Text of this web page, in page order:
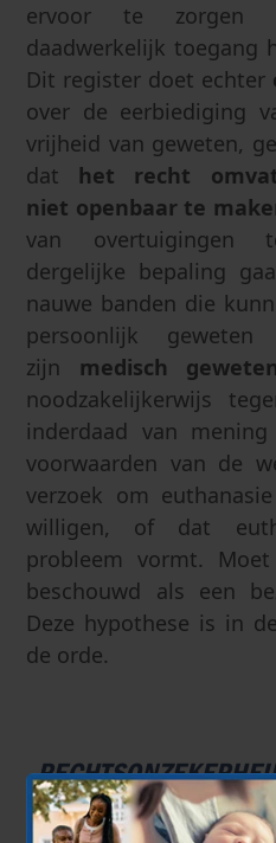
ervoor te zorgen
daadwerkelijk toegang
Dit register doet echter
over de eerbiediging
vrijheid van geweten,
dat het recht
niet openbaar te
van overtuigingen
dergelijke bepaling
nauwe banden die
persoonlijk
zijn medisch geweten
noodzakelijkerwijs
inderdaad van
voorwaarden van de
verzoek om
willigen, of dat
probleem vormt.
beschouwd als een
Deze hypothese is in
de orde.
Ten slotte doet het